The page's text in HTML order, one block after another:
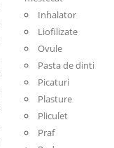
Inhalator
Liofilizate
Ovule
Pasta de dinti
Picaturi
Plasture
Pliculet
Praf